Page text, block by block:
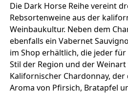
Die Dark Horse Reihe vereint
Rebsortenweine aus der
Weinbaukultur. Neben dem
ebenfalls ein Vabernet
im Shop erhältlich, die jeder
Stil der Region und der
Kalifornischer Chardonnay,
Aroma von Pfirsich, Bratapfel